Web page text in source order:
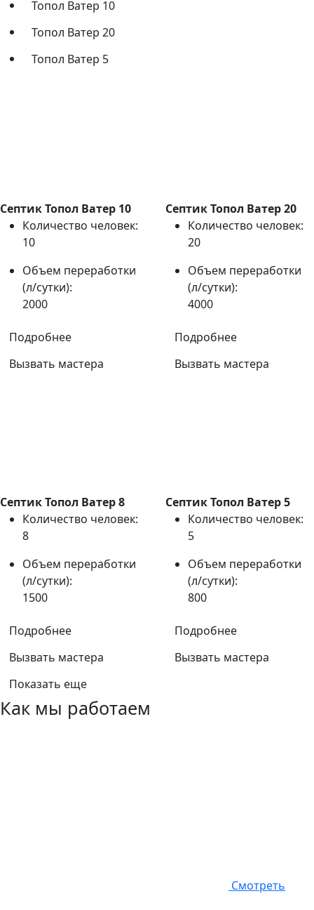
Топол Ватер 10
Топол Ватер 20
Топол Ватер 5
Септик Топол Ватер 10
Количество человек:
10
Объем переработки
(л/сутки):
2000
Подробнее
Вызвать мастера
Септик Топол Ватер 20
Количество человек:
20
Объем переработки
(л/сутки):
4000
Подробнее
Вызвать мастера
Септик Топол Ватер 8
Количество человек:
8
Объем переработки
(л/сутки):
1500
Подробнее
Вызвать мастера
Септик Топол Ватер 5
Количество человек:
5
Объем переработки
(л/сутки):
800
Подробнее
Вызвать мастера
Показать еще
Как мы работаем
Смотреть